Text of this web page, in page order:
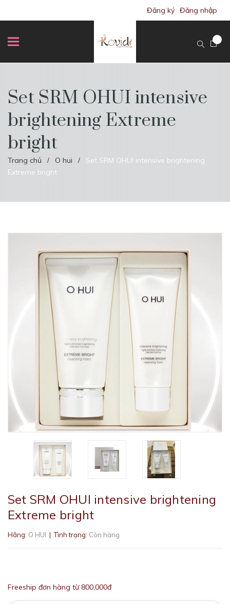
Đăng ký Đăng nhập
Set SRM OHUI intensive
brightening Extreme
bright
Trang chủ / O hui /
Set SRM OHUI intensive brightening
Extreme bright
Set SRM OHUI intensive brightening
Extreme bright
Hãng: O HUI | Tình trạng: Còn hàng
Freeship đơn hàng từ 800,000đ